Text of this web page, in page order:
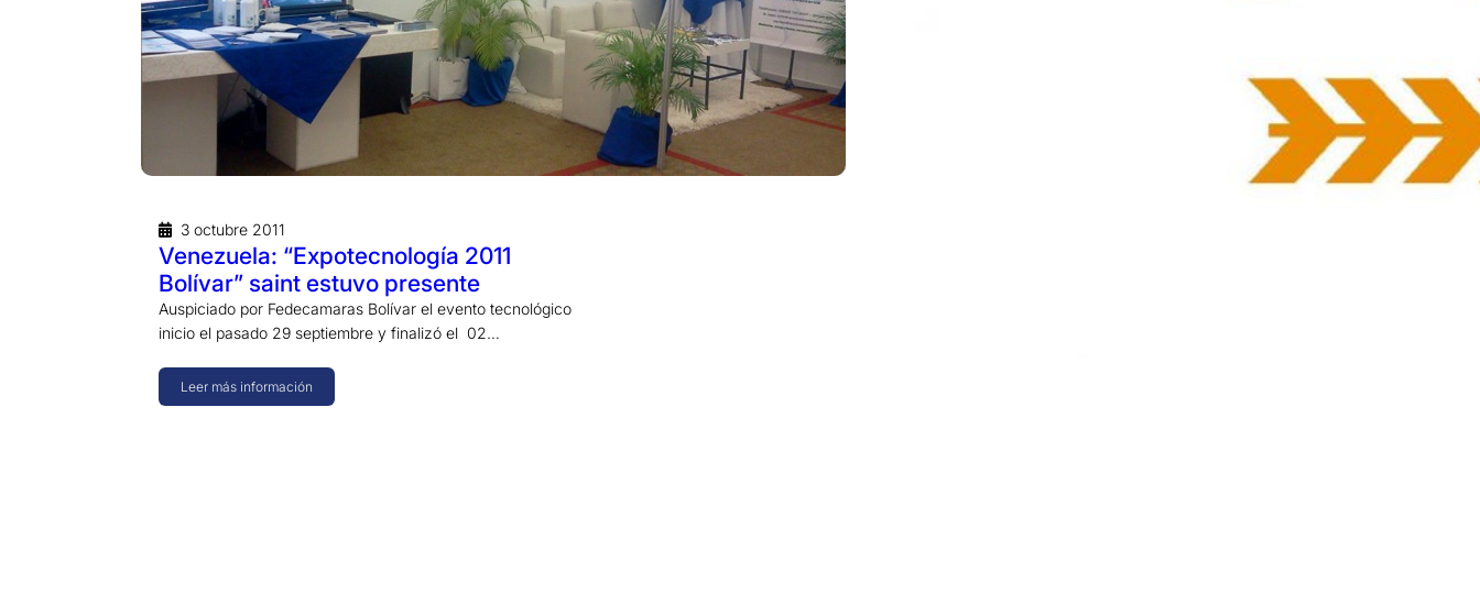
3 octubre 2011
Venezuela: “Expotecnología 2011
Bolívar” saint estuvo presente
Auspiciado por Fedecamaras Bolívar el evento tecnológico
inicio el pasado 29 septiembre y finalizó el 02…
Leer más información